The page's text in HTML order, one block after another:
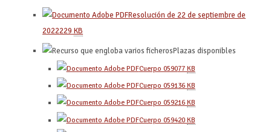
Resolución de 22 de septiembre de
2022229KB
Plazas disponibles
Cuerpo 059077 KB
Cuerpo 059136 KB
Cuerpo 059216 KB
Cuerpo 059420 KB